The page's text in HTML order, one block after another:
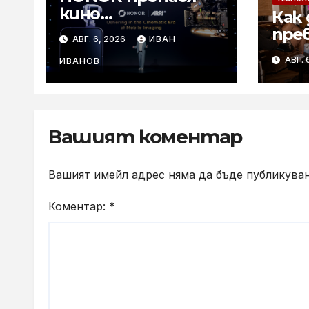
кино
технологиите на
ARRI в мобилното
творчество на
събитието
АВГ. 6, 2026 ИВАН
ИВАНОВ
Как
с
АВГ.
Вашият коментар
Вашият имейл адрес няма да бъде
Коментар: *